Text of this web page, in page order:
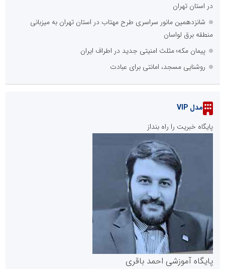
در استان تهران
شانزدهمین مانور سراسری طرح مهتاب در استان تهران به میزبانی
منطقه برق لواسان
پیمان مکه؛ مثلث امنیتی جدید در اطراف ایران
روشنایی مسجد، امانتی برای عبادت
مدل VIP
پایگاه خبریت را راه بنداز
پایگاه آموزشی احمد باقری